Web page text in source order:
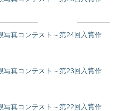
写真コンテスト～第24回入賞作
写真コンテスト～第23回入賞作
写真コンテスト～第22回入賞作